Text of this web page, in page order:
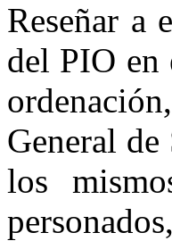
Reseñar a
del PIO en
General
los